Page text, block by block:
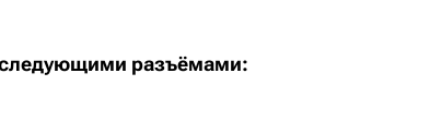
разъёмами: